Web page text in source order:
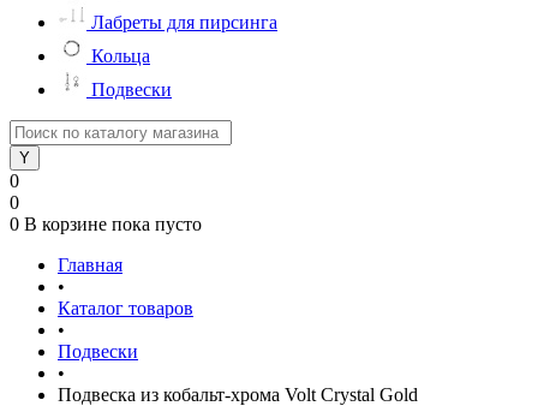
Лабреты для пирсинга
Кольца
Подвески
0
0
0 В корзине пока пусто
Главная
•
Каталог товаров
•
Подвески
•
Подвеска из кобальт-хрома Volt Crystal Gold